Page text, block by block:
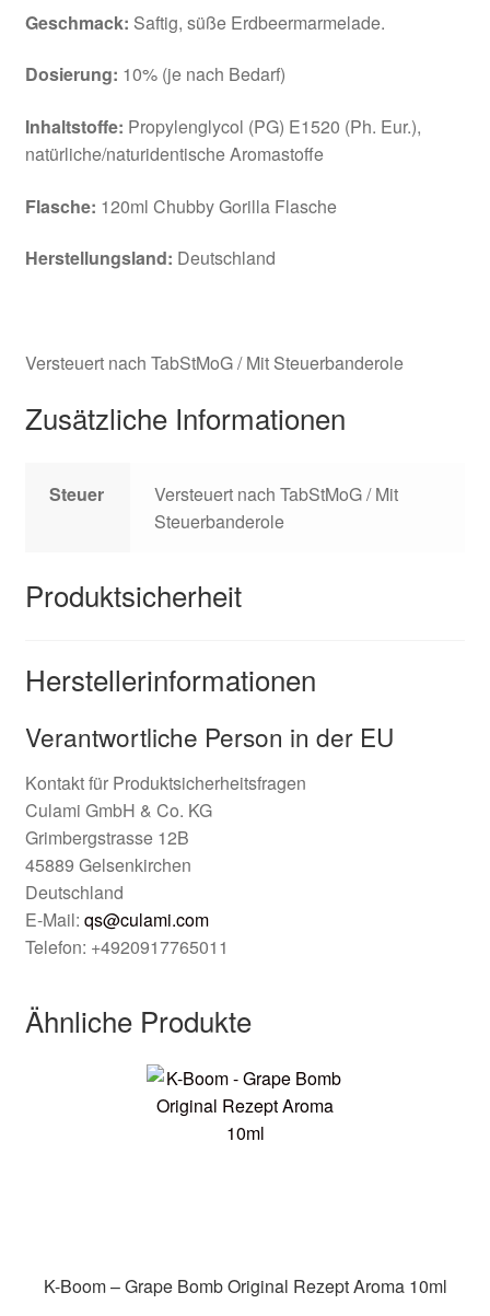
Geschmack: Saftig, süße Erdbeermarmelade.
Dosierung: 10% (je nach Bedarf)
Inhaltstoffe: Propylenglycol (PG) E1520 (Ph. Eur.),
natürliche/naturidentische Aromastoffe
Flasche: 120ml Chubby Gorilla Flasche
Herstellungsland: Deutschland
Versteuert nach TabStMoG / Mit Steuerbanderole
Zusätzliche Informationen
Steuer
Versteuert nach TabStMoG / Mit
Steuerbanderole
Produktsicherheit
Herstellerinformationen
Verantwortliche Person in der EU
Kontakt für Produktsicherheitsfragen
Culami GmbH & Co. KG
Grimbergstrasse 12B
45889 Gelsenkirchen
Deutschland
E-Mail: qs@culami.com
Telefon: +4920917765011
Ähnliche Produkte
K-Boom – Grape Bomb Original Rezept Aroma 10ml